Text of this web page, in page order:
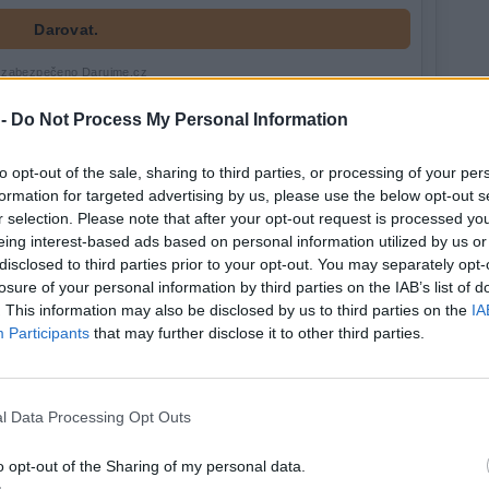
Do Not Process My Personal Information
opt-out of the sale, sharing to third parties, or processing of your
for targeted advertising by us, please use the below opt-out
selection. Please note that after your opt-out request is processed
interest-based ads based on personal information utilized by us
to third parties prior to your opt-out. You may separately
of your personal information by third parties on the IAB’s list of
This information may also be disclosed by us to third parties on the
Participants that may further disclose it to other third parties.
Data Processing Opt Outs
opt-out of the Sharing of my personal data.
vyhrazuje veškerá práva. Publikování nebo další šíření obsahu ze
písemného souhlasu ze strany ČTK.
stanice v Praze
zvířat
V rybnících Rybářství Třeboň